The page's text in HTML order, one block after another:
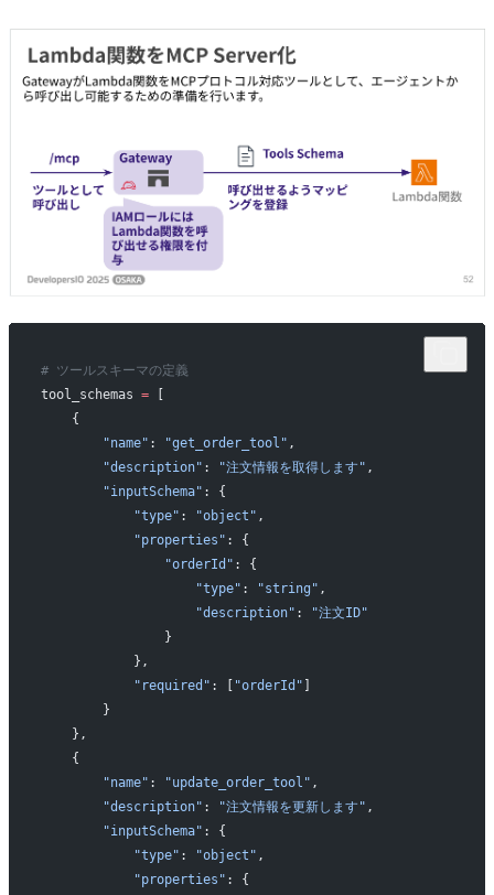
# ツールスキーマの定義
tool_schemas = [
    {
        "name"
: "get_order_tool" ,
        "description"
: "注文情報を取得します" ,
        "inputSchema"
: {
            "type"
: "object" ,
            "properties"
: {
                "orderId"
: {
                    "type"
: "string" ,
                    "description"
:
"注文ID"
                }
            },
            "required"
: [ "orderId"
        }
    },
    {
        "name"
: "update_order_tool" ,
        "description"
: "注文情報を更新します" ,
        "inputSchema"
: {
            "type"
: "object" ,
            "properties"
: {